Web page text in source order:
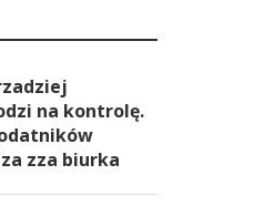
na kontrolę.
zza biurka